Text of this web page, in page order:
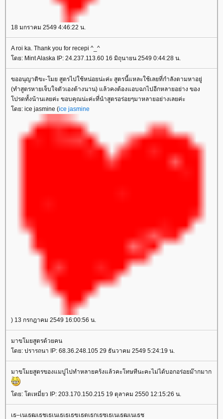
18 มกราคม 2549 4:46:22 น.
A roi ka. Thank you for recepi ^_^
ดย: Mint Alaska IP: 24.237.113.60 16 มิถุนายน 2549 0:44:28 น.
ขออนุญาติขะ-โมย สูตรไปใช้หน่อยน่ะค่ะ สูตรนี้แหละใช้เลยที่กำลังตามหาอยู่
(ทำสูตรหายเจ็บใจตัวเองต้างนาน) แล้วคงต้องแอบฉกไปอีกหลายอย่าง ของ
ปรดทั้งน้านเลยค่ะ ขอบคุณน่ะค่ะที่นำสูตรอร่อยๆมาหลายอย่างเลยค่ะ
ดย: ice jasmine (ice jasmine
) 13 กรกฎาคม 2549 16:00:56 น.
มาขโมยสูตรด้วยคน
ดย: ปรารถนา IP: 68.36.248.105 29 ธันวาคม 2549 5:24:19 น.
มาขโมยสูตรของแมปูไปทำหลายคร้งแล้วคะโทษทีนะคะไม่ได้บอกอร่อยม๊ากมาก
ดย: โตเหมี่ยว IP: 203.170.150.215 19 ตุลาคม 2550 12:15:26 น.
เธ–เนเธฒเธชเธเนเธเธเธฃเธตเธกเธซเธเนเธฒเนเธช